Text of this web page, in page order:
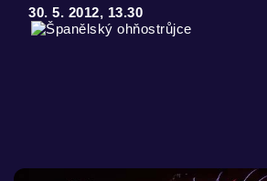
30. 5. 2012, 13.30